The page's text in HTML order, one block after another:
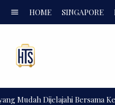
menu HOME SINGAPORE
Mudah Dijelajahi Bersama